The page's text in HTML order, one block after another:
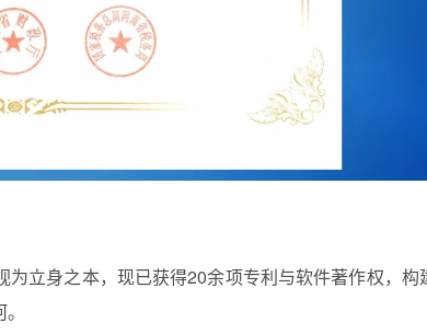
立身之本，现已获得20余项专利与软件著作权，构